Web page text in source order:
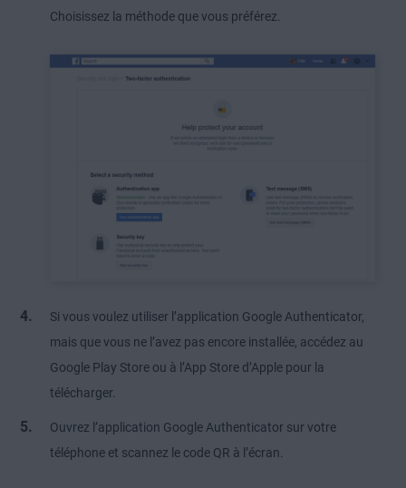
Choisissez la méthode que vous préférez.
Si vous voulez utiliser l’application Google Authenticator,
mais que vous ne l’avez pas encore installée, accédez au
Google Play Store ou à l’App Store d’Apple pour la
télécharger.
Ouvrez l’application Google Authenticator sur votre
téléphone et scannez le code QR à l’écran.